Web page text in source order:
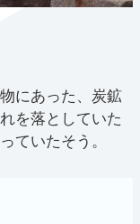
にあった、炭鉱
を落としていた
ていたそう。